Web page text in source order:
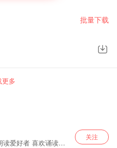
批量下载
更多
爱好者 喜欢诵读佛
关注